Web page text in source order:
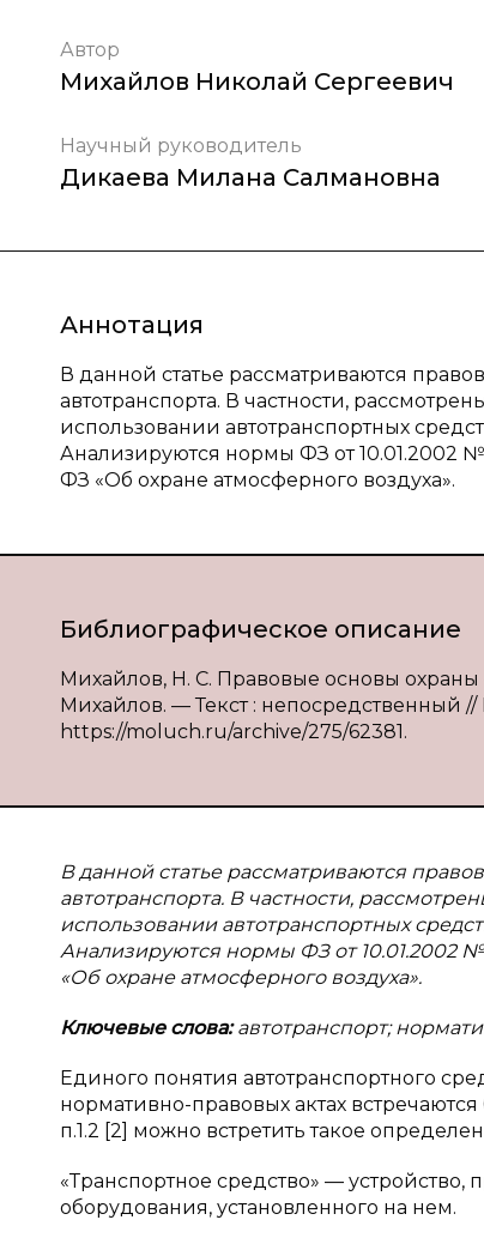
Автор
Михайлов Николай Сергеевич
Научный руководитель
Дикаева Милана Салмановна
Аннотация
В данной статье рассматриваются
автотранспорта. В частности,
использовании автотранспортных
Анализируются нормы ФЗ от 10.01.2002
ФЗ «Об охране атмосферного воздуха».
Библиографическое описание
Михайлов, Н. С. Правовые основы
Михайлов. — Текст : непосредственный
https://moluch.ru/archive/275/62381.
В данной статье рассматриваются
автотранспорта. В частности,
использовании автотранспортных
Анализируются нормы ФЗ от 10.01.2002
«Об охране атмосферного воздуха».
Ключевые слова:автотранспорт;
Единого понятия автотранспортного
нормативно-правовых актах
п.1.2 [2] можно встретить такое
«Транспортное средство» —
оборудования, установленного на нем.